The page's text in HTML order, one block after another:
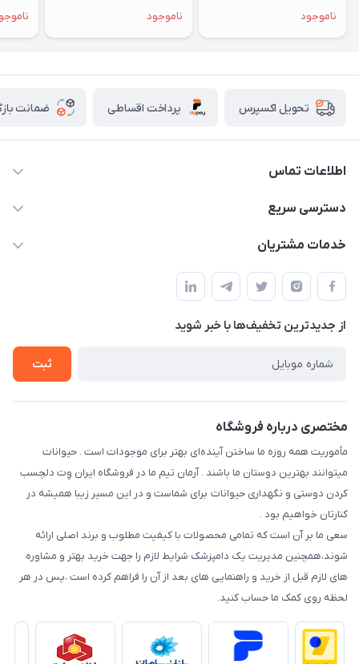
ناموجود ناموجود
تحویل اکسپرس پرداخت اقساطی ضمانت
اطلاعات تماس
07154503736-09120986090
دسترسی سریع
حساب کاربری
درباره ما
تماس با ما
خدمات مشتریان
قوانین و مقررات
حفظ حریم شخصی
سوالات متداول
شرایط ارسال رایگان
از جدید‌ترین تخفیف‌ها با‌ خبر شوید
ثبت
مختصری درباره فروشگاه
مأموریت همه روزه ما ساختن آینده‌ای بهتر برای موجودات است . حیوانات
میتوانند بهترین دوستان ما باشند . آرمان تیم ما در فروشگاه ایران وِت دلچسب
کردن دوستی و نگهداری حیوانات برای شماست و در این مسیر زیبا همیشه در
کنارتان خواهیم بود .
سعی ما بر آن است که تمامی محصولات با کیفیت مطلوب و برند اصلی ارائه
شوند،همچنین مدیریت یک دامپزشک شرایط لازم را جهت خرید بهتر و مشاوره
های لازم قبل از خرید و راهنمایی های بعد از آن را فراهم کرده است ،پس در هر
لحظه روی کمک ما حساب کنید.